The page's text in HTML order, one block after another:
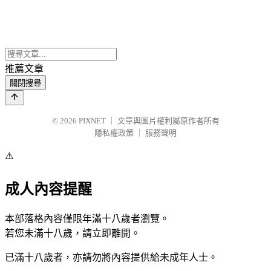
推薦文章
關閉搜尋
© 2026 PIXNET
文章與圖片權利屬原作者所有
隱私權政策
服務聲明
⚠️
成人內容提醒
本部落格內容僅限年滿十八歲者瀏覽。
若您未滿十八歲，請立即離開。
已滿十八歲者，亦請勿將內容提供給未成年人士。